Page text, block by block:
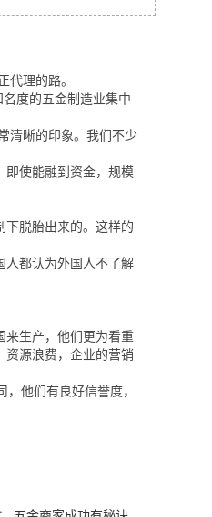
理的路。
度的五金制造业集中
清晰的印象。我们不少
即使能融到资金，规模
下脱胎出来的。这样的
人都认为外国人不了解
来生产，他们更为看重
资源浪费，企业的营销
他们有良好信誉度，